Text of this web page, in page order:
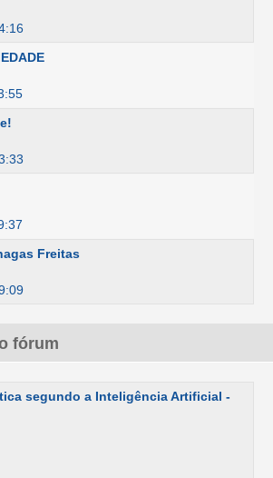
Freitas
fórum
segundo a Inteligência Artificial -